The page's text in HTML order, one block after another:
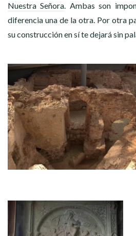
Nuestra Señora. Ambas son
diferencia una de la otra. Por otra
su construcción en sí te dejará sin